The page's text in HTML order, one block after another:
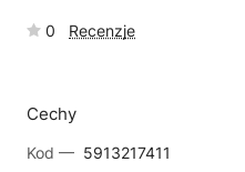
0 Recenzje
Cechy
Kod — 5913217411